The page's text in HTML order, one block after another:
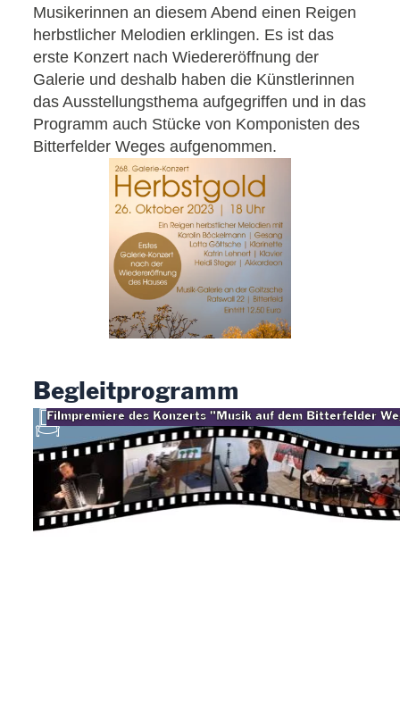
Musikerinnen an diesem Abend einen Reigen
herbstlicher Melodien erklingen. Es ist das
erste Konzert nach Wiedereröffnung der
Galerie und deshalb haben die Künstlerinnen
das Ausstellungsthema aufgegriffen und in das
Programm auch Stücke von Komponisten des
Bitterfelder Weges aufgenommen.
Begleitprogramm
Filmpremiere des Konzerts "Musik auf dem Bitterfelder